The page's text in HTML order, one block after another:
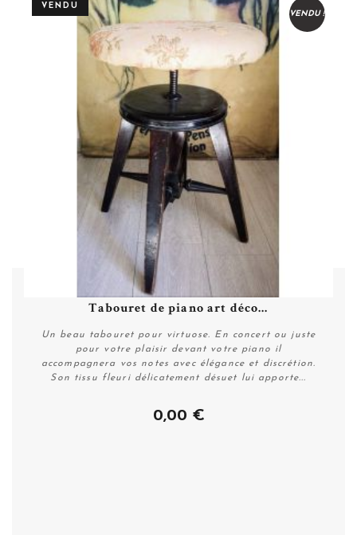
VENDU !
VENDU
Tabouret de piano art déco...
Un beau tabouret pour virtuose. En concert ou juste
pour votre plaisir devant votre piano il
accompagnera vos notes avec élégance et discrétion.
Son tissu fleuri délicatement désuet lui apporte...
0,00 €